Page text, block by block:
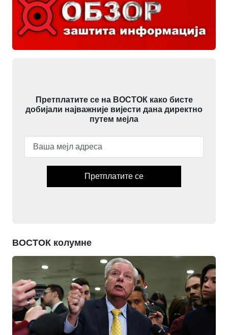
Претплатите се на ВОСТОК како бисте
добијали најважније вијести дана директно
путем мејла
Претплатите се
ВОСТОК колумне